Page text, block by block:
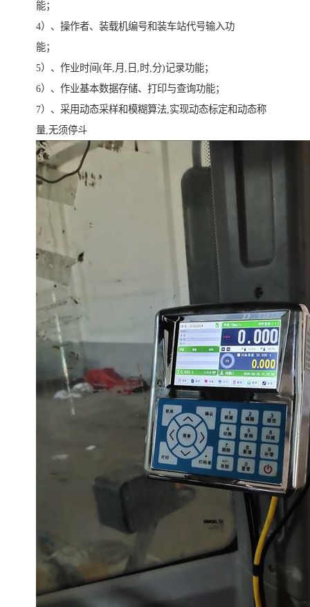
能；
4）、操作者、装载机编号和装车站代号输入功
能；
5）、作业时间(年,月,日,时,分)记录功能；
6）、作业基本数据存储、打印与查询功能；
7）、采用动态采样和模糊算法,实现动态标定和动态称
量,无须停斗